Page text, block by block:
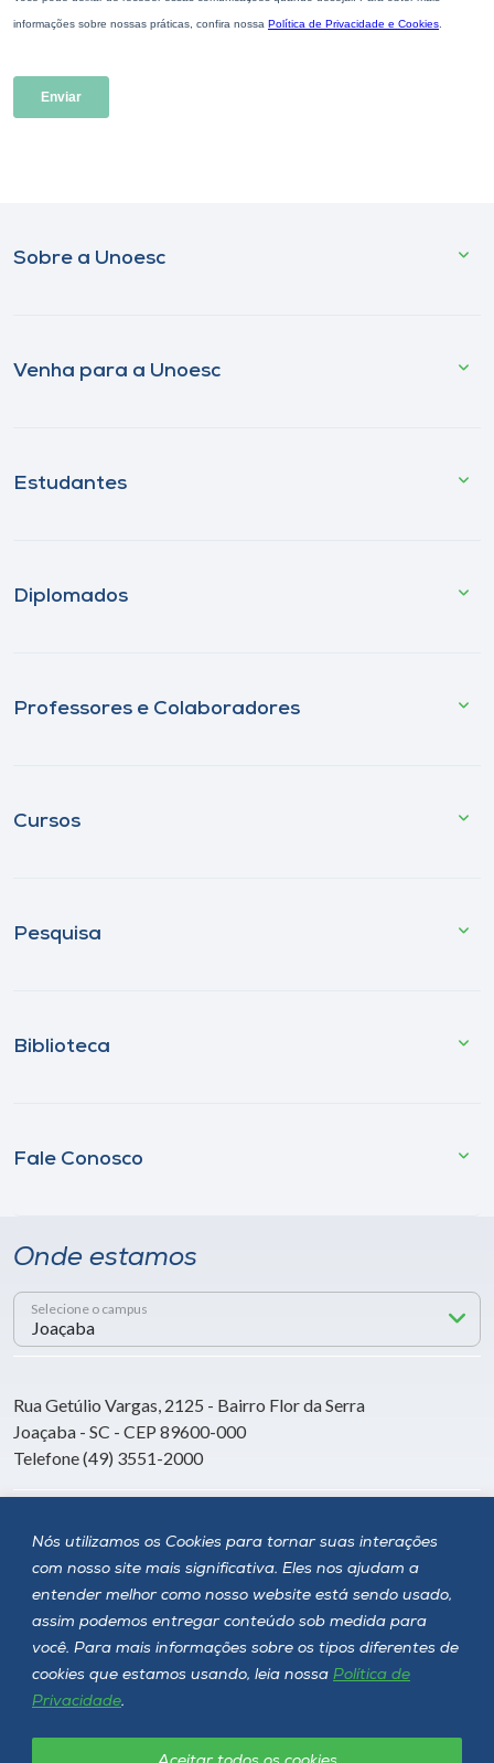
Nós utilizamos os Cookies para tornar suas interações
com nosso site mais significativa. Eles nos ajudam a
entender melhor como nosso website está sendo usado,
assim podemos entregar conteúdo sob medida para
você. Para mais informações sobre os tipos diferentes de
cookies que estamos usando, leia nossa Política de
Privacidade.
Sobre a Unoesc
Venha para a Unoesc
Estudantes
Diplomados
Professores e Colaboradores
Cursos
Pesquisa
Biblioteca
Fale Conosco
Onde estamos
Selecione o campus
Rua Getúlio Vargas, 2125 - Bairro Flor da Serra
Joaçaba - SC - CEP 89600-000
Telefone (49) 3551-2000
Siga a Unoesc